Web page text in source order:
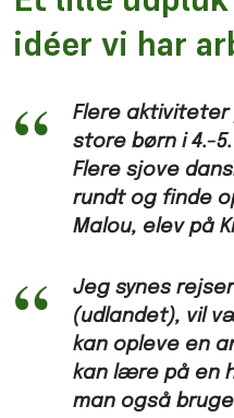
idéer vi har
Flere aktiviteter
store børn i 4.-
Flere sjove
rundt og finde
Malou, elev på
Jeg synes
(udlandet), vil
kan opleve en
kan lære på en
man også